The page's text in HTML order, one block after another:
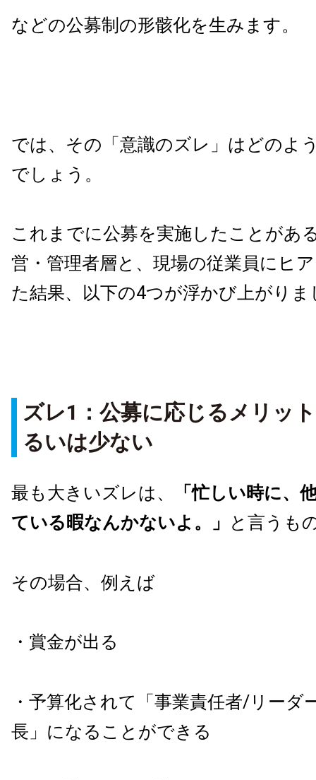
などの公募制の形骸化を生みます。
では、その「意識のズレ」はどのよ
でしょう。
これまでに公募を実施したことがあ
営・管理者層と、現場の従業員にヒ
た結果、以下の4つが浮かび上がりま
ズレ1 ：公募に応じるメリッ
るいは少ない
最も大きいズレは、
「忙しい時に、
ている暇なんかないよ。」 と言うも
その場合、例えば
・賞金が出る
・予算化されて「事業責任者/リーダ
長」になることができる